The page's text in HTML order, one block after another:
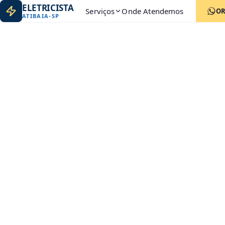
ELETRICISTA
ATIBAIA-SP Serviços Onde Atendemos